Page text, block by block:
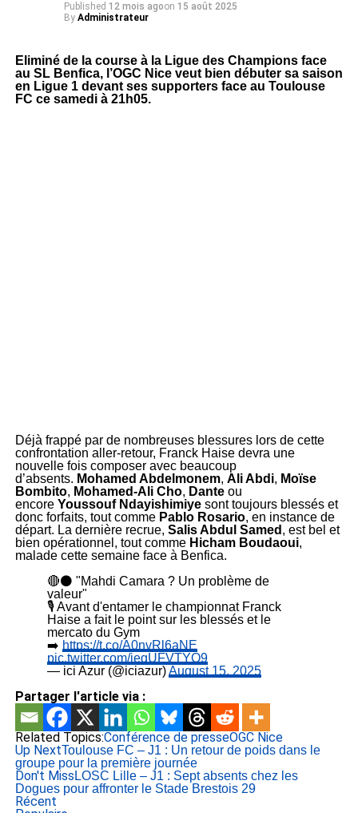
Published 12 mois agoon 15 août 2025
By Administrateur
Eliminé de la course à la Ligue des Champions face
au SL Benfica, l’OGC Nice veut bien débuter sa saison
en Ligue 1 devant ses supporters face au Toulouse
FC ce samedi à 21h05.
Déjà frappé par de nombreuses blessures lors de cette
confrontation aller-retour, Franck Haise devra une
nouvelle fois composer avec beaucoup
d’absents. Mohamed Abdelmonem, Ali Abdi, Moïse
Bombito, Mohamed-Ali Cho, Dante ou
encore Youssouf Ndayishimiye sont toujours blessés et
donc forfaits, tout comme Pablo Rosario, en instance de
départ. La dernière recrue, Salis Abdul Samed , est bel et
bien opérationnel, tout comme Hicham Boudaoui,
malade cette semaine face à Benfica.
🔴⚫ "Mahdi Camara ? Un problème de
valeur"
🎙️ Avant d'entamer le championnat Franck
Haise a fait le point sur les blessés et le
mercato du Gym
➡️ https://t.co/A0nvRl6aNE
pic.twitter.com/iegUFVTYO9
— ici Azur (@iciazur)August 15, 2025
Partager l'article via :
Related Topics:Conférence de presseOGC Nice
Up NextToulouse FC – J1 : Un retour de poids dans le
groupe pour la première journée
Don't Miss LOSC Lille – J1 : Sept absents chez les
Dogues pour affronter le Stade Brestois 29
Récent